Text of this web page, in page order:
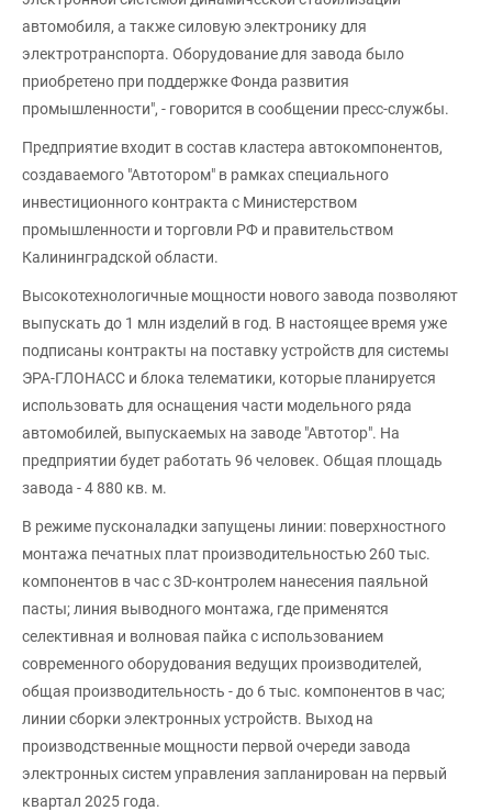
автомобиля, а также силовую электронику для
электротранспорта. Оборудование для завода было
приобретено при поддержке Фонда развития
промышленности", - говорится в сообщении пресс-службы.
Предприятие входит в состав кластера автокомпонентов,
создаваемого "Автотором" в рамках специального
инвестиционного контракта с Министерством
промышленности и торговли РФ и правительством
Калининградской области.
Высокотехнологичные мощности нового завода позволяют
выпускать до 1 млн изделий в год. В настоящее время уже
подписаны контракты на поставку устройств для системы
ЭРА-ГЛОНАСС и блока телематики, которые планируется
использовать для оснащения части модельного ряда
автомобилей, выпускаемых на заводе "Автотор". На
предприятии будет работать 96 человек. Общая площадь
завода - 4 880 кв. м.
В режиме пусконаладки запущены линии: поверхностного
монтажа печатных плат производительностью 260 тыс.
компонентов в час с 3D-контролем нанесения паяльной
пасты; линия выводного монтажа, где применятся
селективная и волновая пайка с использованием
современного оборудования ведущих производителей,
общая производительность - до 6 тыс. компонентов в час;
линии сборки электронных устройств. Выход на
производственные мощности первой очереди завода
электронных систем управления запланирован на первый
квартал 2025 года.